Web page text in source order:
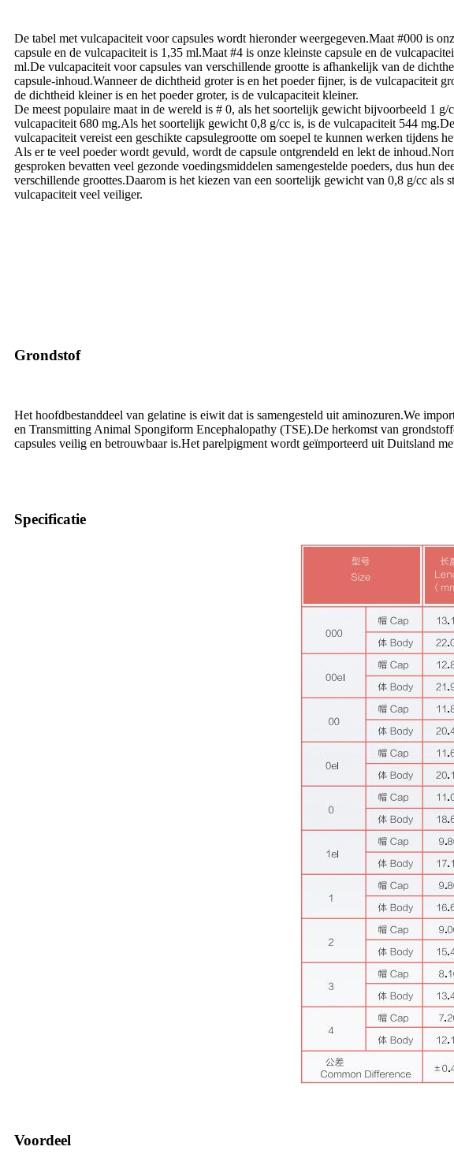
De tabel met vulcapaciteit voor capsules wordt hieronder weergegeven.Maat #000 is
capsule en de vulcapaciteit is 1,35 ml.Maat #4 is onze kleinste capsule en de
ml.De vulcapaciteit voor capsules van verschillende grootte is afhankelijk van de
capsule-inhoud.Wanneer de dichtheid groter is en het poeder fijner, is de vulcapaciteit
de dichtheid kleiner is en het poeder groter, is de vulcapaciteit kleiner.
De meest populaire maat in de wereld is # 0, als het soortelijk gewicht bijvoorbeeld 1 g/
vulcapaciteit 680 mg.Als het soortelijk gewicht 0,8 g/cc is, is de vulcapaciteit 544
vulcapaciteit vereist een geschikte capsulegrootte om soepel te kunnen werken tijdens
Als er te veel poeder wordt gevuld, wordt de capsule ontgrendeld en lekt de
gesproken bevatten veel gezonde voedingsmiddelen samengestelde poeders, dus hun
verschillende groottes.Daarom is het kiezen van een soortelijk gewicht van 0,8 g/cc als
vulcapaciteit veel veiliger.
Grondstof
Het hoofdbestanddeel van gelatine is eiwit dat is samengesteld uit aminozuren.We
en Transmitting Animal Spongiform Encephalopathy (TSE).De herkomst van
capsules veilig en betrouwbaar is.Het parelpigment wordt geïmporteerd uit Duitsland
Specificatie
Voordeel